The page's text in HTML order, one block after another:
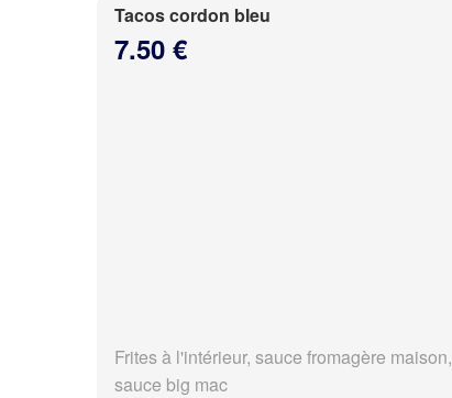
Tacos cordon bleu
7.50 €
Frites à l'intérieur, sauce fromagère maison,
sauce big mac